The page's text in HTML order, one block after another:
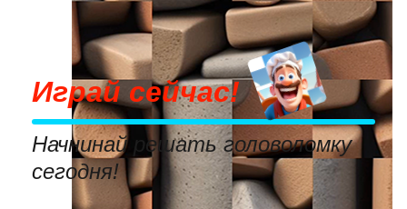
Играй сейчас!
Начнинай решать головоломку
сегодня!